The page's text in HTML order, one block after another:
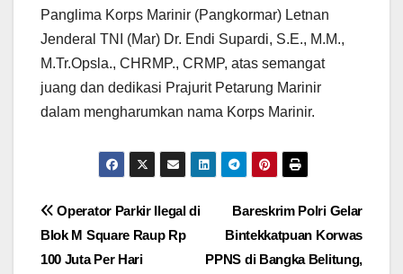
Panglima Korps Marinir (Pangkormar) Letnan
Jenderal TNI (Mar) Dr. Endi Supardi, S.E., M.M.,
M.Tr.Opsla., CHRMP., CRMP, atas semangat
juang dan dedikasi Prajurit Petarung Marinir
dalam mengharumkan nama Korps Marinir.
Navigasi
pos
Bareskrim Polri Gelar
Bintekkatpuan Korwas
PPNS di Bangka Belitung,
Operator Parkir Ilegal di
Blok M Square Raup Rp
100 Juta Per Hari